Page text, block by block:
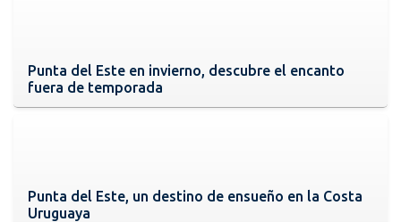
Punta del Este en invierno, descubre el encanto
fuera de temporada
Punta del Este, un destino de ensueño en la Costa
Uruguaya